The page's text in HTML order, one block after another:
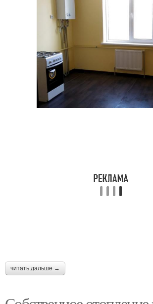
читать дальше →